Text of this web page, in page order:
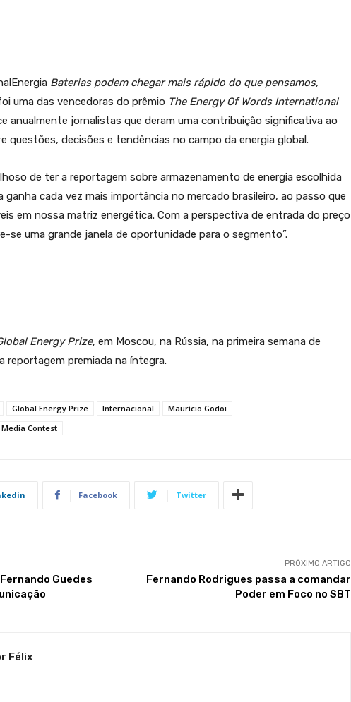
Baterias podem chegar mais rápido do que pensamos,
uma das vencedoras do prêmio The Energy Of Words International
anualmente jornalistas que deram uma contribuição significativa ao
questões, decisões e tendências no campo da energia global.
de ter a reportagem sobre armazenamento de energia escolhida
ganha cada vez mais importância no mercado brasileiro, ao passo que
em nossa matriz energética. Com a perspectiva de entrada do preço
se uma grande janela de oportunidade para o segmento”.
Energy Prize, em Moscou, na Rússia, na primeira semana de
reportagem premiada na íntegra.
Global Energy Prize Internacional
Maurício Godoi
Contest
Facebook Twitter
Guedes
PRÓXIMO ARTIGO
Fernando Rodrigues passa a comandar
Poder em Foco no SBT
Félix